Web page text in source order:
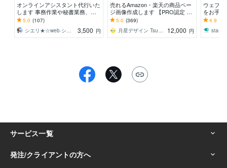
オンラインアシスタント代行いた
します 事務作業や秘書業務、雑
務など代行いたします。
5.0 (107)
シエリ★☆web·シナリオライター
3,500 円
売れるAmazon・楽天の商品ペー
ジ画像作成します 【PRO認定 第
1号】品質を重視したいECセラー
の皆様へ
5.0 (369)
月星デザイン Tsukiboshi
12,000 円
ウェブ
をお手
K】どん
作！【
4.9